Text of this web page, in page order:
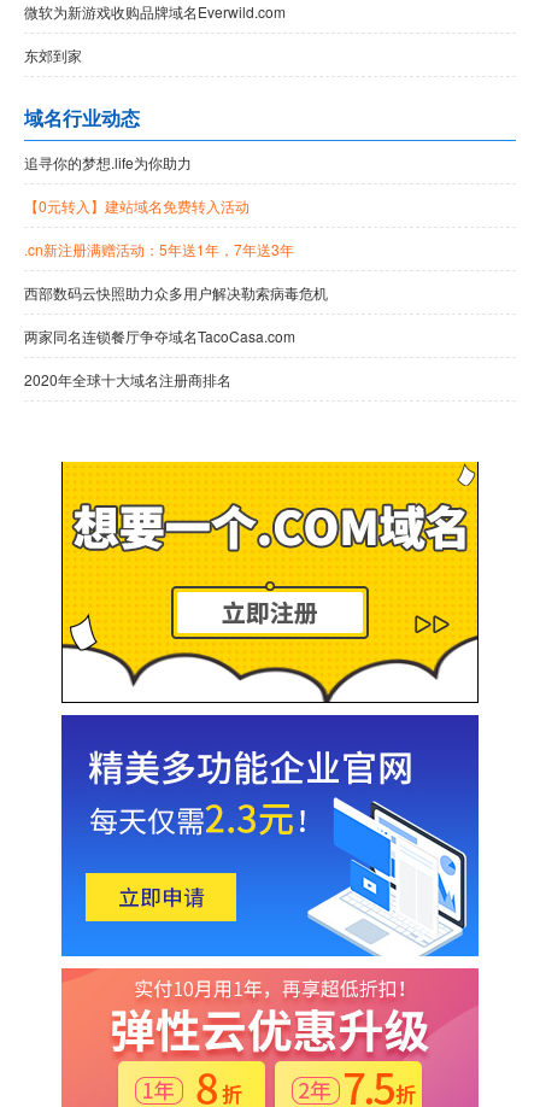
微软为新游戏收购品牌域名Everwild.com
东郊到家
域名行业动态
追寻你的梦想.life为你助力
【0元转入】建站域名免费转入活动
.cn新注册满赠活动：5年送1年，7年送3年
西部数码云快照助力众多用户解决勒索病毒危机
两家同名连锁餐厅争夺域名TacoCasa.com
2020年全球十大域名注册商排名